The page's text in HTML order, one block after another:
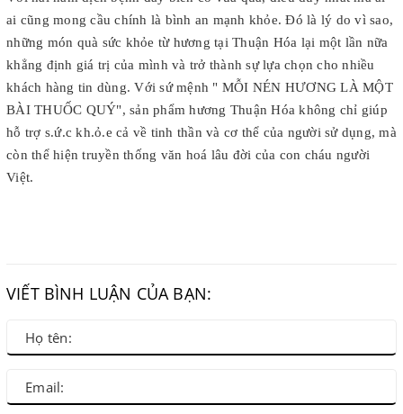
ai cũng mong cầu chính là bình an mạnh khỏe. Đó là lý do vì sao,
những món quà sức khỏe từ hương tại Thuận Hóa lại một lần nữa
khẳng định giá trị của mình và trở thành sự lựa chọn cho nhiều
khách hàng tin dùng. Với sứ mệnh " MỖI NÉN HƯƠNG LÀ MỘT
BÀI THUỐC QUÝ", sản phẩm hương Thuận Hóa không chỉ giúp
hỗ trợ s.ứ.c kh.ỏ.e cả về tinh thần và cơ thể của người sử dụng, mà
còn thể hiện truyền thống văn hoá lâu đời của con cháu người
Việt.
VIẾT BÌNH LUẬN CỦA BẠN: